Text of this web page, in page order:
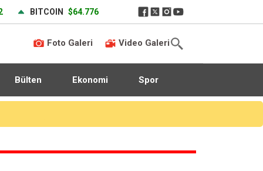
BITCOIN $64.776
Foto Galeri Video Galeri
Bülten Ekonomi Spor